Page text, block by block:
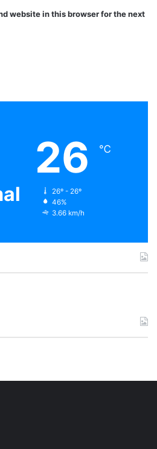
website in this browser for the next
26 ℃
26º - 26º
46%
3.66 km/h